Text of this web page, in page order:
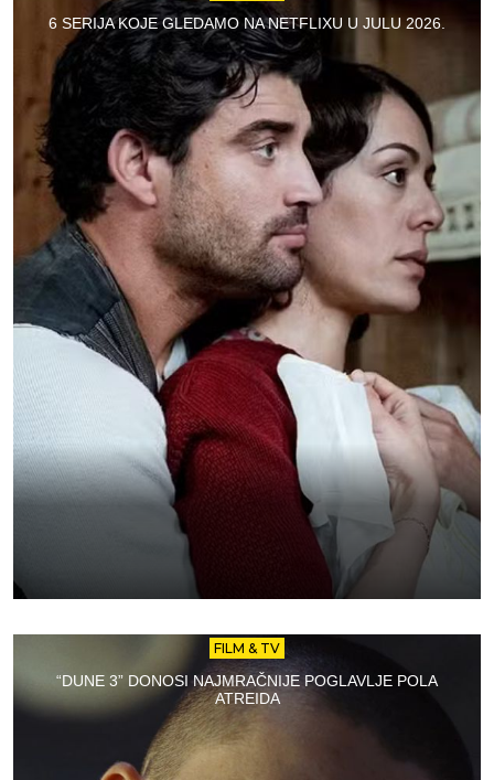
6 SERIJA KOJE GLEDAMO NA NETFLIXU U JULU 2026.
FILM & TV
“DUNE 3” DONOSI NAJMRAČNIJE POGLAVLJE POLA
ATREIDA